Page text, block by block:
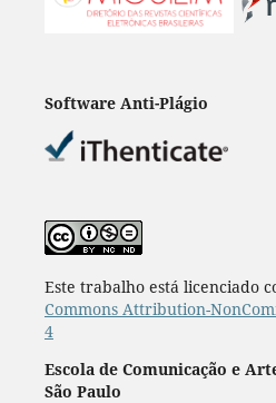
Software Anti-Plágio
Este trabalho está licenciado
Commons Attribution-
4
Escola de Comunicação e
São Paulo